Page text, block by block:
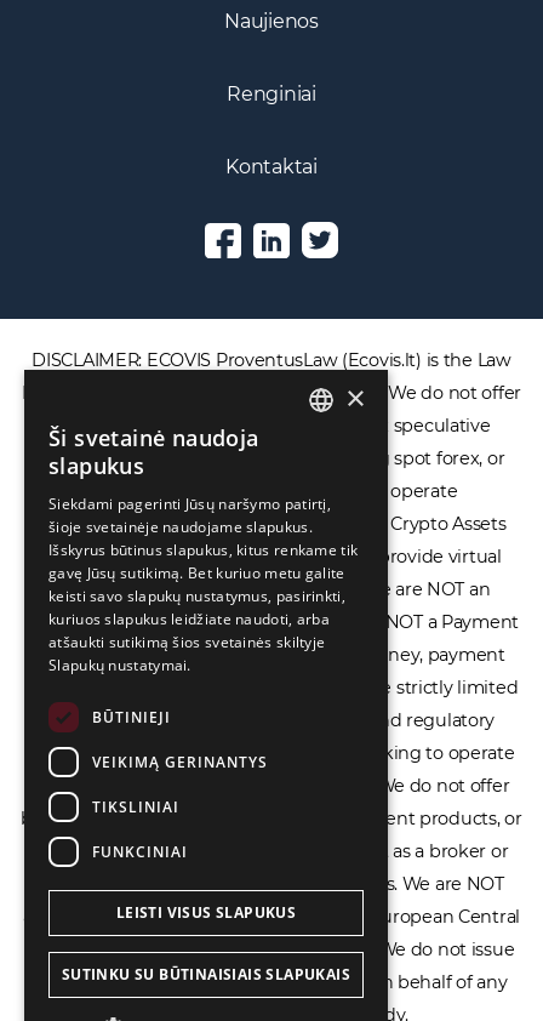
Firm and NOT a financial services provider. We do not offer
or provide access to securities, complex speculative
financial products including CFDs, rolling spot forex, or
financial spread betting. We do not operate
cryptocurrency exchanges, we are NOT a Crypto Assets
Service Provider (CASP), and we do not provide virtual
assets software or hardware wallets. We are NOT an
Electronic Money Institution (EMI), we are NOT a Payment
Institution (PI), and we do not issue e-money, payment
services, or IBAN accounts. Our services are strictly limited
to legal advisory, licensing assistance, and regulatory
compliance consulting for businesses seeking to operate
within the EU/EEA financial framework. We do not offer
banking services, loans, insurance, investment products, or
crowdfunding services and we do not act as a broker or
affiliate for any financial trading platforms. We are NOT
affiliated with the Bank of Lithuania, the European Central
Bank, or any other supervisory authority. We do not issue
licenses, permits, or official documents on behalf of any
government or regulatory body.
РУССКИЙ
中文（简体
×
Ši svetainė naudoja
slapukus
Siekdami pagerinti Jūsų naršymo patirtį,
šioje svetainėje naudojame slapukus.
Išskyrus būtinus slapukus, kitus renkame tik
gavę Jūsų sutikimą. Bet kuriuo metu galite
keisti savo slapukų nustatymus, pasirinkti,
kuriuos slapukus leidžiate naudoti, arba
atšaukti sutikimą šios svetainės skiltyje
Slapukų nustatymai.
BŪTINIEJI
VEIKIMĄ GERINANTYS
TIKSLINIAI
FUNKCINIAI
LEISTI VISUS SLAPUKUS
SUTINKU SU BŪTINAISIAIS SLAPUKAIS